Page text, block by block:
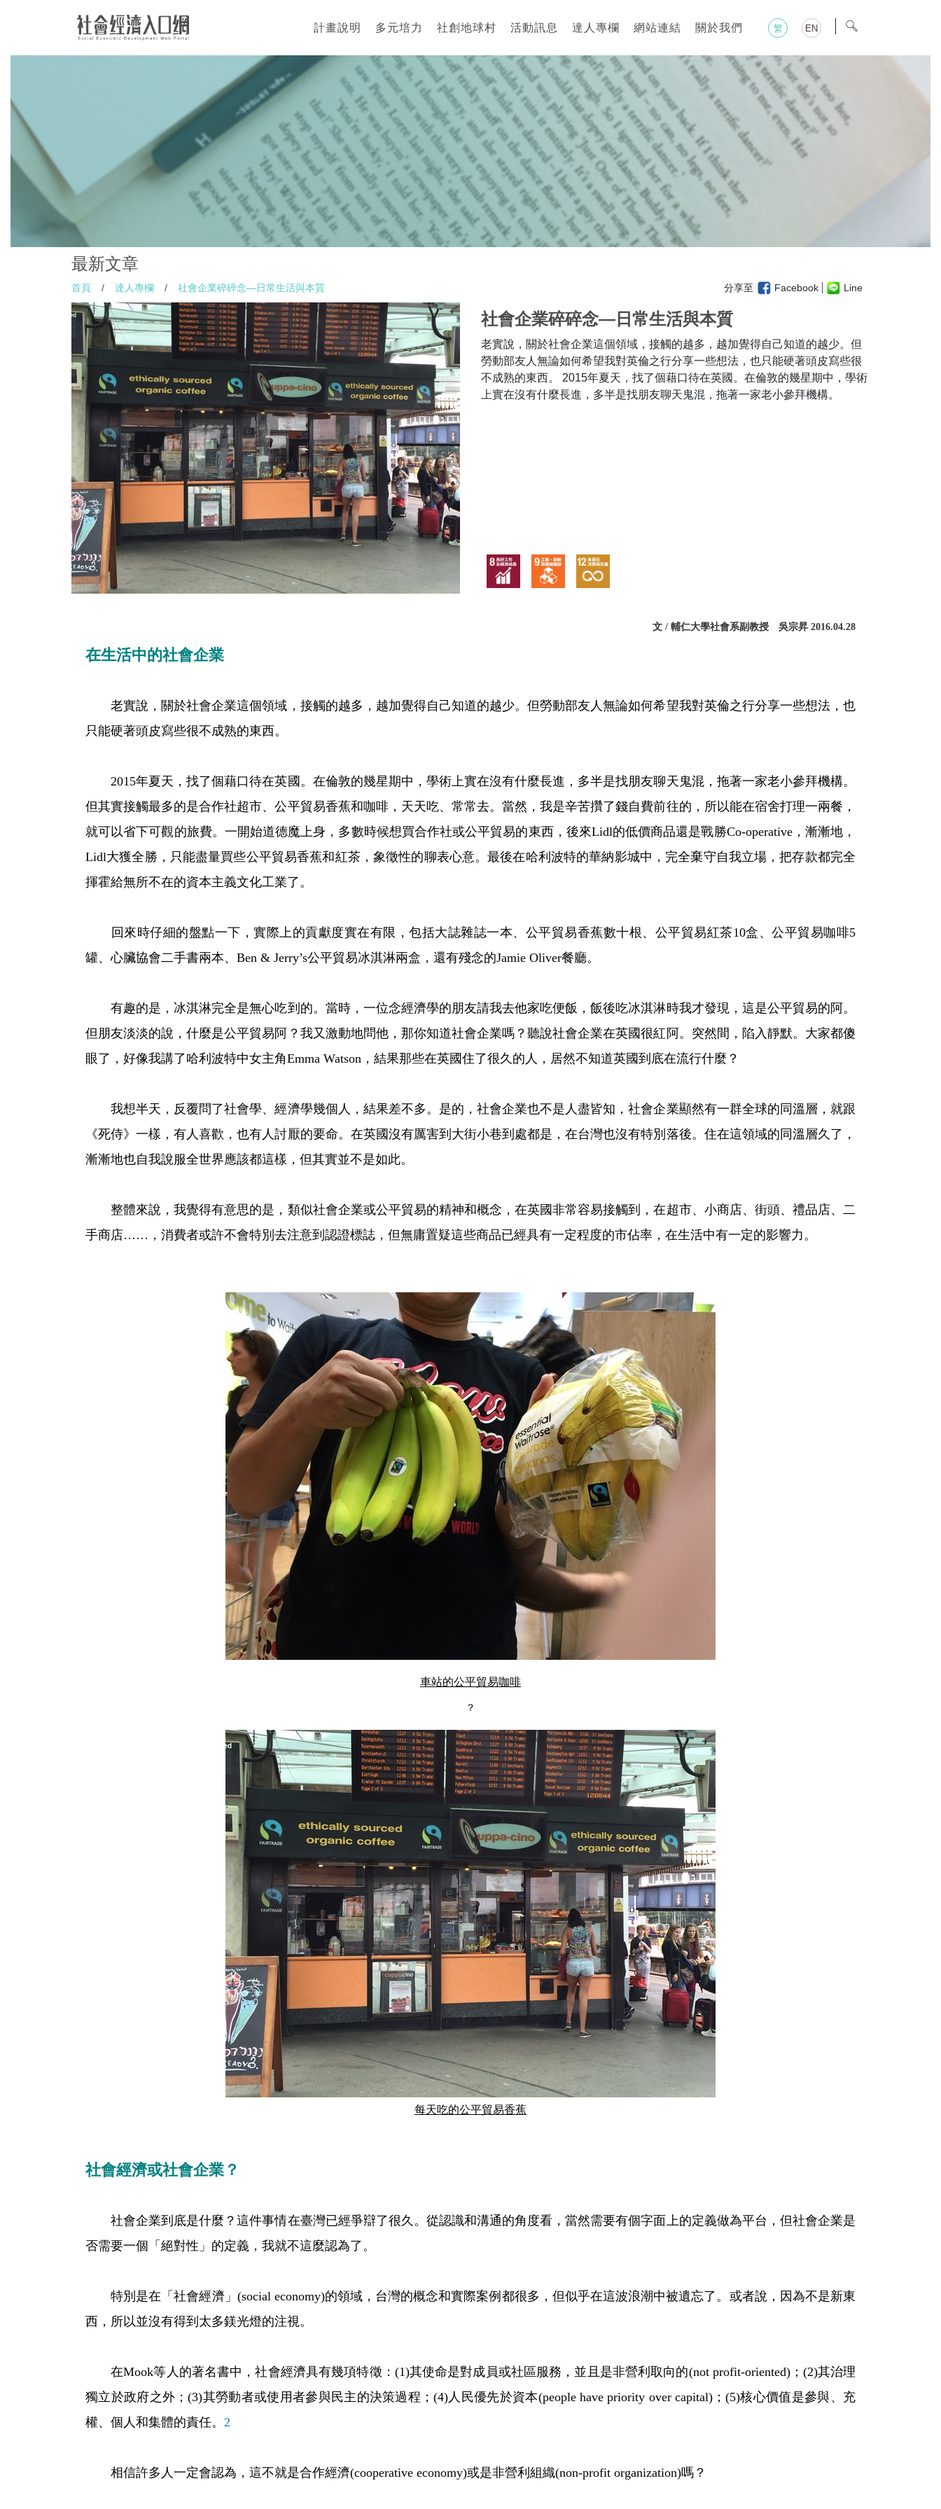
計畫說明 多元培力 社創地球村 活動訊息 達人專欄 網站連結 關於我們 繁 EN
最新文章
首頁 / 達人專欄 / 社會企業碎碎念—日常生活與本質 分享至 Facebook Line
社會企業碎碎念—日常生活與本質
老實說，關於社會企業這個領域，接觸的越多，越加覺得自己知道的越少。但
勞動部友人無論如何希望我對英倫之行分享一些想法，也只能硬著頭皮寫些很
不成熟的東西。 2015年夏天，找了個藉口待在英國。在倫敦的幾星期中，學術
上實在沒有什麼長進，多半是找朋友聊天鬼混，拖著一家老小參拜機構。
文 / 輔仁大學社會系副教授 吳宗昇 2016.04.28
在生活中的社會企業
老實說，關於社會企業這個領域，接觸的越多，越加覺得自己知道的越少。但勞動部友人無論如何希望我對英倫之行分享一些想法，也
只能硬著頭皮寫些很不成熟的東西。
2015年夏天，找了個藉口待在英國。在倫敦的幾星期中，學術上實在沒有什麼長進，多半是找朋友聊天鬼混，拖著一家老小參拜機構。
但其實接觸最多的是合作社超市、公平貿易香蕉和咖啡，天天吃、常常去。當然，我是辛苦攢了錢自費前往的，所以能在宿舍打理一兩餐，
就可以省下可觀的旅費。一開始道德魔上身，多數時候想買合作社或公平貿易的東西，後來Lidl的低價商品還是戰勝Co-operative，漸漸地，
Lidl大獲全勝，只能盡量買些公平貿易香蕉和紅茶，象徵性的聊表心意。最後在哈利波特的華納影城中，完全棄守自我立場，把存款都完全
揮霍給無所不在的資本主義文化工業了。
回來時仔細的盤點一下，實際上的貢獻度實在有限，包括大誌雜誌一本、公平貿易香蕉數十根、公平貿易紅茶10盒、公平貿易咖啡5
罐、心臟協會二手書兩本、Ben & Jerry’s公平貿易冰淇淋兩盒，還有殘念的Jamie Oliver餐廳。
有趣的是，冰淇淋完全是無心吃到的。當時，一位念經濟學的朋友請我去他家吃便飯，飯後吃冰淇淋時我才發現，這是公平貿易的阿。
但朋友淡淡的說，什麼是公平貿易阿？我又激動地問他，那你知道社會企業嗎？聽說社會企業在英國很紅阿。突然間，陷入靜默。大家都傻
眼了，好像我講了哈利波特中女主角Emma Watson，結果那些在英國住了很久的人，居然不知道英國到底在流行什麼？
我想半天，反覆問了社會學、經濟學幾個人，結果差不多。是的，社會企業也不是人盡皆知，社會企業顯然有一群全球的同溫層，就跟
《死侍》一樣，有人喜歡，也有人討厭的要命。在英國沒有厲害到大街小巷到處都是，在台灣也沒有特別落後。住在這領域的同溫層久了，
漸漸地也自我說服全世界應該都這樣，但其實並不是如此。
整體來說，我覺得有意思的是，類似社會企業或公平貿易的精神和概念，在英國非常容易接觸到，在超市、小商店、街頭、禮品店、二
手商店……，消費者或許不會特別去注意到認證標誌，但無庸置疑這些商品已經具有一定程度的市佔率，在生活中有一定的影響力。
車站的公平貿易咖啡
？
每天吃的公平貿易香蕉
社會經濟或社會企業？
社會企業到底是什麼？這件事情在臺灣已經爭辯了很久。從認識和溝通的角度看，當然需要有個字面上的定義做為平台，但社會企業是
否需要一個「絕對性」的定義，我就不這麼認為了。
特別是在「社會經濟」(social economy)的領域，台灣的概念和實際案例都很多，但似乎在這波浪潮中被遺忘了。或者說，因為不是新東
西，所以並沒有得到太多鎂光燈的注視。
在Mook等人的著名書中，社會經濟具有幾項特徵：(1)其使命是對成員或社區服務，並且是非營利取向的(not profit-oriented)；(2)其治理
獨立於政府之外；(3)其勞動者或使用者參與民主的決策過程；(4)人民優先於資本(people have priority over capital)；(5)核心價值是參與、充
權、個人和集體的責任。 2
相信許多人一定會認為，這不就是合作經濟(cooperative economy)或是非營利組織(non-profit organization)嗎？